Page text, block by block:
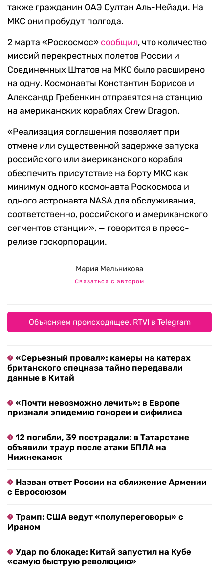
также гражданин ОАЭ Султан Аль-Нейади. На
МКС они пробудут полгода.
2 марта «Роскосмос» сообщил, что количество
миссий перекрестных полетов России и
Соединенных Штатов на МКС было расширено
на одну. Космонавты Константин Борисов и
Александр Гребенкин отправятся на станцию
на американских кораблях Crew Dragon.
«Реализация соглашения позволяет при
отмене или существенной задержке запуска
российского или американского корабля
обеспечить присутствие на борту МКС как
минимум одного космонавта Роскосмоса и
одного астронавта NASA для обслуживания,
соответственно, российского и американского
сегментов станции», — говорится в пресс-
релизе госкорпорации.
Мария Мельникова
Связаться с автором
Объясняем происходящее. RTVI в Telegram
«Серьезный провал»: камеры на катерах
британского спецназа тайно передавали
данные в Китай
«Почти невозможно лечить»: в Европе
признали эпидемию гонореи и сифилиса
12 погибли, 39 пострадали: в Татарстане
объявили траур после атаки БПЛА на
Нижнекамск
Назван ответ России на сближение Армении
с Евросоюзом
Трамп: США ведут «полупереговоры» с
Ираном
Удар по блокаде: Китай запустил на Кубе
«самую быструю революцию»